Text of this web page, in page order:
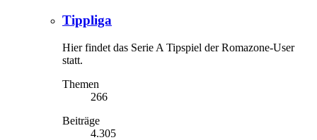
Tippliga
Hier findet das Serie A Tipspiel der Romazone-User
statt.
Themen
266
Beiträge
4.305